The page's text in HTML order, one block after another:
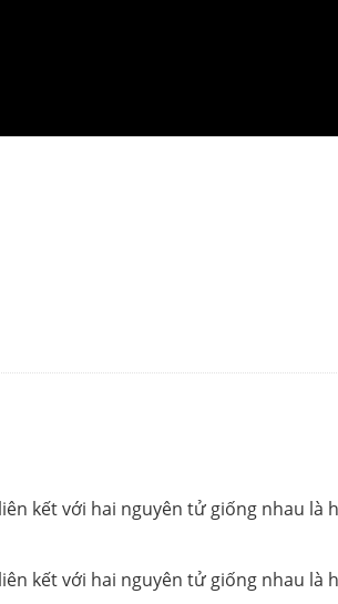
kết với hai nguyên tử giống nhau là
kết với hai nguyên tử giống nhau là